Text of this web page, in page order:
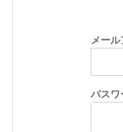
メー
パス